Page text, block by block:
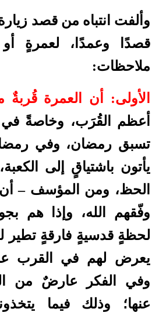
وألفت انتباه من قصد
قصدًا وعمدًا، لعمرةٍ
ملاحظات:
الأولى: أن العمرة
أعظم القُرَب، وخاصةً في
تسبق رمضان، وفي
يأتون باشتياقٍ إلى
الحظ، ومن المؤسف –
وفّقهم الله، وإذا هم
لحظةٍ قدسيةٍ فارقةٍ تطير
يعرض لهم في القرب
وفي الفكر عارضٌ من
عنها؛ وذلك فيما